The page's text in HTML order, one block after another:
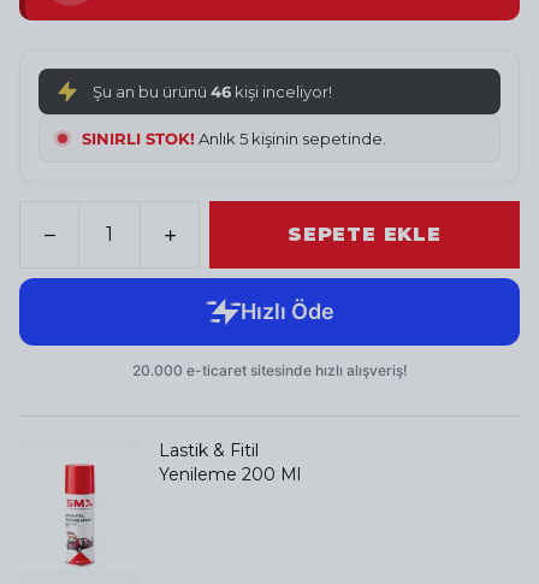
Şu an bu ürünü 46 kişi inceliyor!
SINIRLI STOK! Anlık 5 kişinin sepetinde.
SEPETE EKLE
Lastik & Fitil
Yenileme 200 Ml